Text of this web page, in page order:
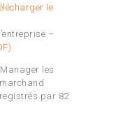
le
–
Manager les
par 82